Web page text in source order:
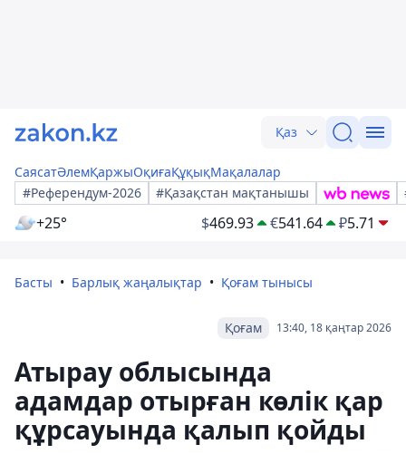
Қаз
СаясатӘлемҚаржыОқиғаҚұқықМақалалар
#Референдум-2026
#Қазақстан мақтанышы
+25° $469.93 €541.64 ₽5.71
Басты Барлық жаңалықтар Қоғам тынысы
13:40, 18 қаңтар 2026
Қоғам
Атырау облысында
адамдар отырған көлік қар
құрсауында қалып қойды